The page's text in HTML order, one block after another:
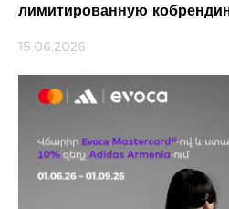
лимитированную
15.06.2026